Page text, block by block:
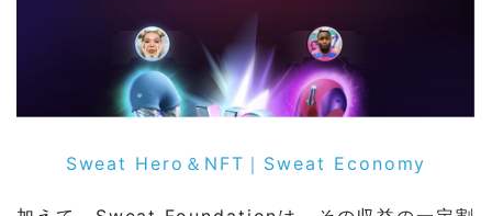
Sweat Hero＆NFT｜Sweat Economy